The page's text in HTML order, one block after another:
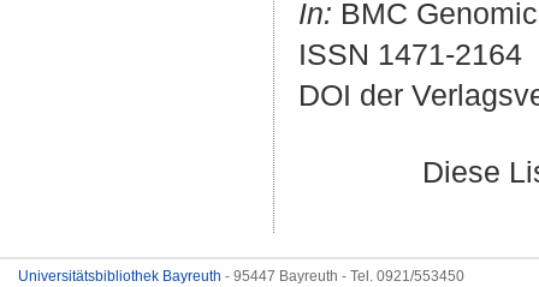
In: BMC
ISSN 1471-2164
DOI der
Diese
Universitätsbibliothek Bayreuth - 95447 Bayreuth - Tel. 0921/553450